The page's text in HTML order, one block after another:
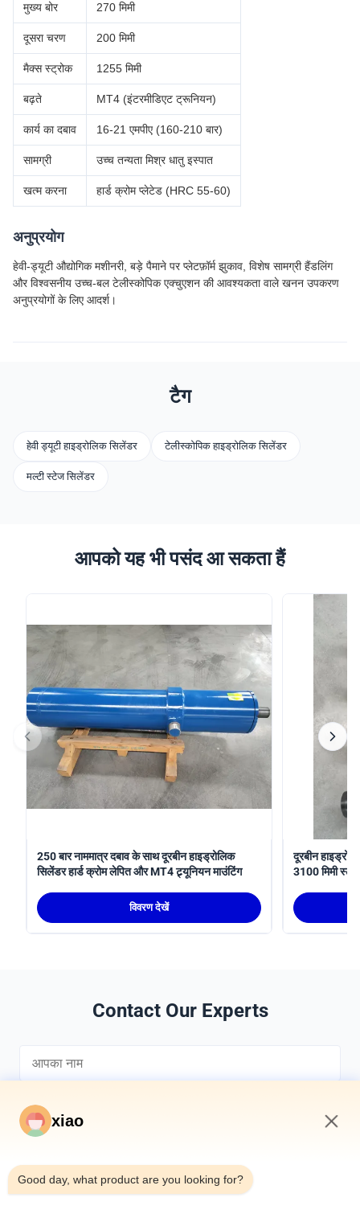
मुख्य बोर 270 मिमी
दूसरा चरण 200 मिमी
मैक्स स्ट्रोक 1255 मिमी
बढ़ते MT4 (इंटरमीडिएट ट्रूनियन)
कार्य का दबाव 16-21 एमपीए (160-210 बार)
सामग्री उच्च तन्यता मिश्र धातु इस्पात
खत्म करना हार्ड क्रोम प्लेटेड (HRC 55-60)
अनुप्रयोग
हेवी-ड्यूटी औद्योगिक मशीनरी, बड़े पैमाने पर प्लेटफ़ॉर्म झुकाव, विशेष सामग्री हैंडलिंग
और विश्वसनीय उच्च-बल टेलीस्कोपिक एक्चुएशन की आवश्यकता वाले खनन उपकरण
अनुप्रयोगों के लिए आदर्श।
टैग
हेवी ड्यूटी हाइड्रोलिक सिलेंडर टेलीस्कोपिक हाइड्रोलिक सिलेंडर
मल्टी स्टेज सिलेंडर
आपको यह भी पसंद आ सकता हैं
250 बार नाममात्र दबाव के साथ दूरबीन हाइड्रोलिक
सिलेंडर हार्ड क्रोम लेपित और MT4 ट्र्यूनियन माउंटिंग
विवरण देखें
दूरबीन
3100 मिमी
Contact Our Experts
*
xiao
Good day, what product are you looking for?